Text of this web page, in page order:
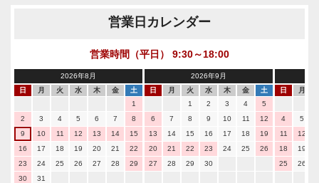
営業日カレンダー
営業時間（平日） 9:30～18:00
2026年8月
日
月 火 水 木 金
土
1
2
3 4 5 6 7
8
9
10 11 12 13 14
15
16
17 18 19 20 21
22
23
24 25 26 27 28
29
30
31
2026年9月
日
月 火 水 木 金
土
1
2 3 4
5
6
7 8 9 10 11
12
13
14 15 16 17 18
19
20
21 22 23 24 25
26
27
28 29 30
日 月
4 5
11
12
18
19
25
26